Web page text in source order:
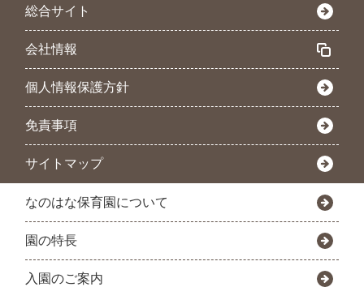
総合サイト
会社情報
個人情報保護方針
免責事項
サイトマップ
なのはな保育園について
園の特長
入園のご案内